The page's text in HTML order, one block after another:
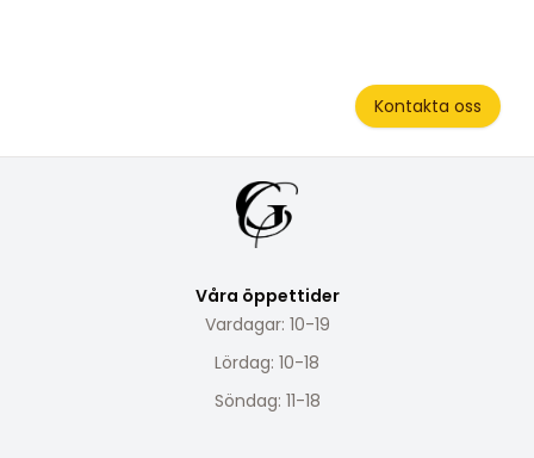
Kontakta oss
Våra öppettider
Vardagar: 10-19
Lördag: 10-18
Söndag: 11-18